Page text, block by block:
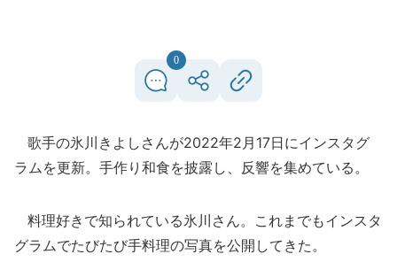
0
歌手の氷川きよしさんが2022年2月17日にインスタグ
ラムを更新。手作り和食を披露し、反響を集めている。
料理好きで知られている氷川さん。これまでもインスタ
グラムでたびたび手料理の写真を公開してきた。